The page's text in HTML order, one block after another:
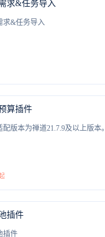
需求&任务导入
求&任务导入
算插件
配版本为禅道21.7.9及以上版本。
插件
插件